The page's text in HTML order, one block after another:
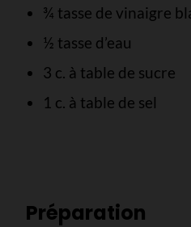
¾ tasse de vinaigre
½ tasse d’eau
3 c. à table de sucre
1 c. à table de sel
Préparation